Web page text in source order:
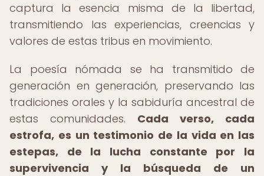
captura la esencia misma de la libertad,
transmitiendo las experiencias, creencias y
valores de estas tribus en movimiento.
La poesía nómada se ha transmitido de
generación en generación, preservando las
tradiciones orales y la sabiduría ancestral de
estas comunidades. Cada verso, cada
estrofa, es un testimonio de la vida en las
estepas, de la lucha constante por la
supervivencia y la búsqueda de un